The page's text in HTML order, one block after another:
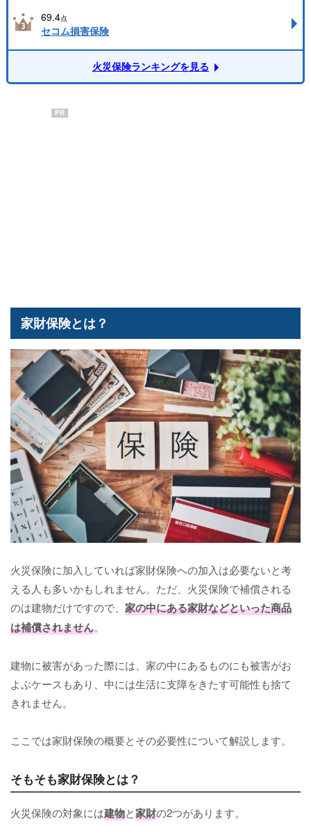
69.4点
セコム損害保険
火災保険ランキングを見る
PR
家財保険とは？
火災保険に加入していれば家財保険への加入は必要ないと考
える人も多いかもしれません。ただ、火災保険で補償される
のは建物だけですので、 家の中にある家財などといった商品
は補償されません。
建物に被害があった際には、家の中にあるものにも被害がお
よぶケースもあり、中には生活に支障をきたす可能性も捨て
きれません。
ここでは家財保険の概要とその必要性について解説します。
そもそも家財保険とは？
火災保険の対象には建物と家財の2つがあります。